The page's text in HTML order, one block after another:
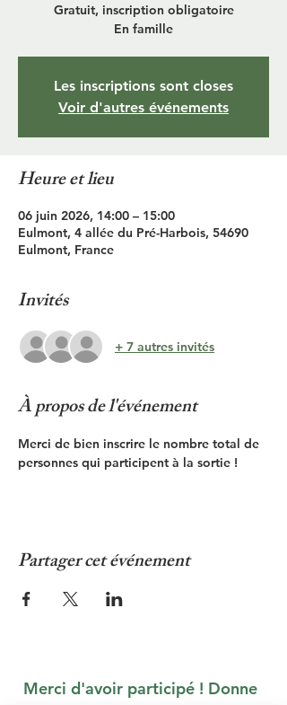
Gratuit, inscription obligatoire
En famille
Les inscriptions sont closes
Voir d'autres événements
Heure et lieu
06 juin 2026, 14:00 – 15:00
Eulmont, 4 allée du Pré-Harbois, 54690
Eulmont, France
Invités
+ 7 autres invités
À propos de l'événement
Merci de bien inscrire le nombre total de
personnes qui participent à la sortie !
Partager cet événement
Merci d'avoir participé ! Donne